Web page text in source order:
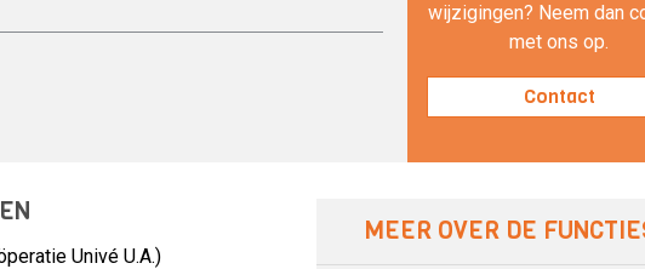
wijzigingen? Neem dan
met ons op.
Contact
Univé U.A.)
MEER OVER DE